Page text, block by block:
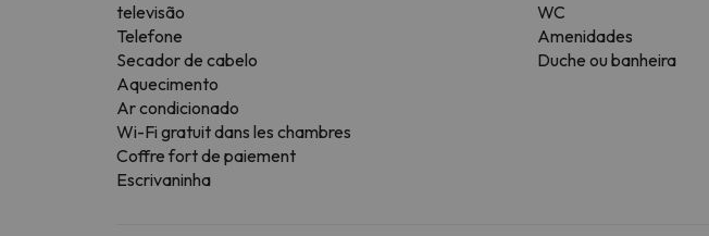
televisão
Telefone
Secador de cabelo
Aquecimento
Ar condicionado
Wi-Fi gratuit dans les chambres
Coffre fort de paiement
Escrivaninha
WC
Amenidades
Duche ou banheira